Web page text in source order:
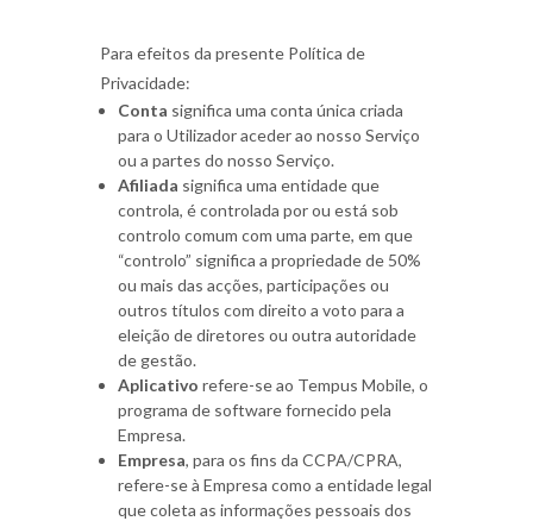
Para efeitos da presente Política de
Privacidade:
Conta significa uma conta única criada
para o Utilizador aceder ao nosso Serviço
ou a partes do nosso Serviço.
Afiliada significa uma entidade que
controla, é controlada por ou está sob
controlo comum com uma parte, em que
“controlo” significa a propriedade de 50%
ou mais das acções, participações ou
outros títulos com direito a voto para a
eleição de diretores ou outra autoridade
de gestão.
Aplicativo refere-se ao Tempus Mobile, o
programa de software fornecido pela
Empresa.
Empresa, para os fins da CCPA/CPRA,
refere-se à Empresa como a entidade legal
que coleta as informações pessoais dos